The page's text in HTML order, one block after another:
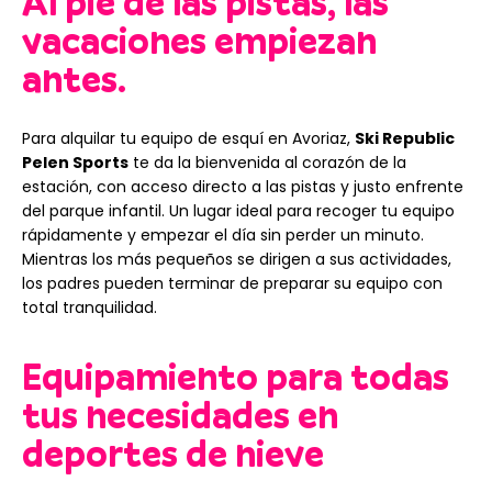
vacaciones empiezan
antes.
Para alquilar tu equipo de esquí en Avoriaz, Ski Republic
Pelen Sports te da la bienvenida al corazón de la
estación, con acceso directo a las pistas y justo enfrente
del parque infantil. Un lugar ideal para recoger tu equipo
rápidamente y empezar el día sin perder un minuto.
Mientras los más pequeños se dirigen a sus actividades,
los padres pueden terminar de preparar su equipo con
total tranquilidad.
Equipamiento para todas
tus necesidades en
deportes de nieve